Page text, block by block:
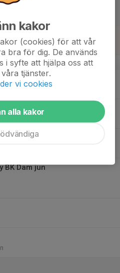
4
v.21
BK Dam jun
kakor
(cookies) för att vår
bra för dig. De används
i syfte att hjälpa oss att
tjänster.
vi cookies
alla kakor